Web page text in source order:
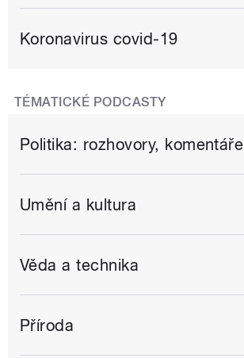
Koronavirus covid-19
TÉMATICKÉ PODCASTY
Politika: rozhovory, komentáře
Umění a kultura
Věda a technika
Příroda